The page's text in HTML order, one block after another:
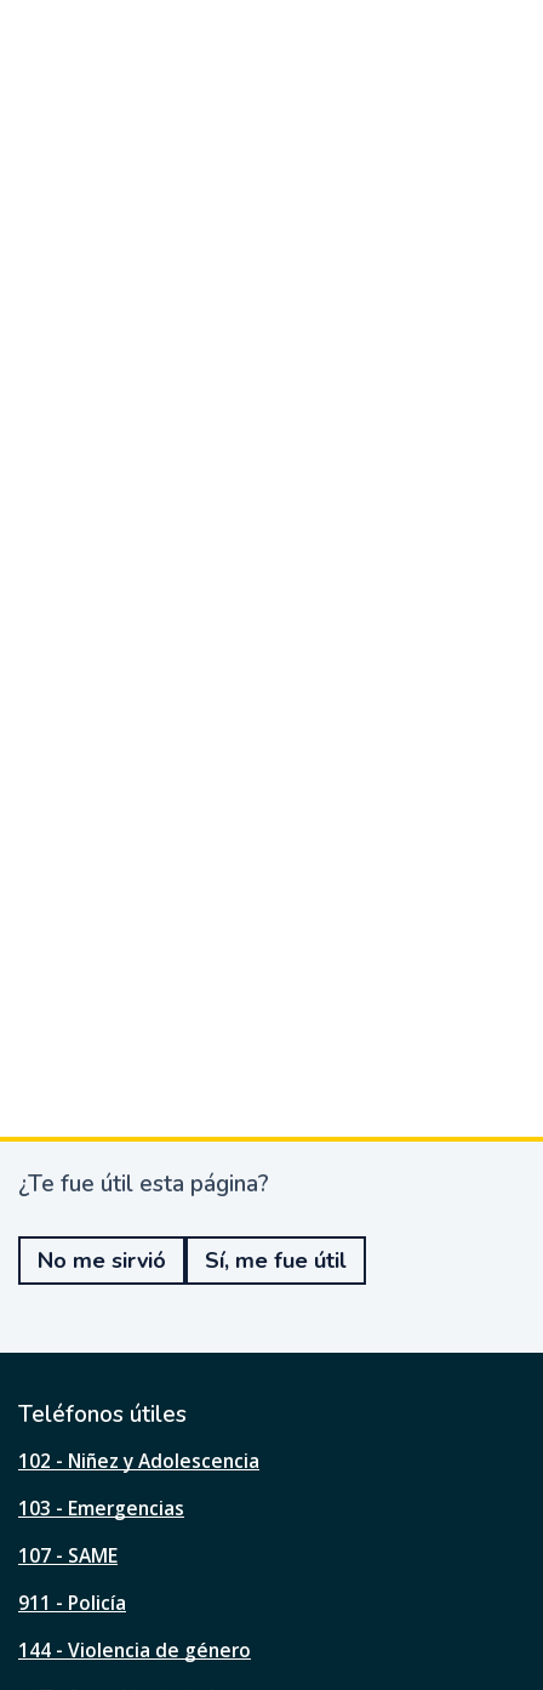
¿
e
u
t
l
s
a
á
i
a
¿Te fue útil esta página?
No me sirvió Sí, me fue útil
Teléfonos útiles
102 - Niñez y Adolescencia
103 - Emergencias
107 - SAME
911 - Policía
144 - Violencia de género